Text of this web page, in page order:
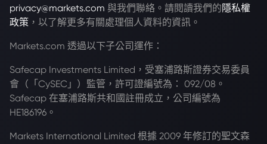
privacy@markets.com 與我們聯絡。請閱讀我們的隱私權
政策 ，以了解更多有關處理個人資料的資訊。
Markets.com 透過以下子公司運作：
Safecap Investments Limited，受塞浦路斯證券交易委員
會（「CySEC」）監管，許可證編號為： 092/08。
Safecap 在塞浦路斯共和國註冊成立，公司編號為
HE186196。
Markets International Limited 根據 2009 年修訂的聖文森